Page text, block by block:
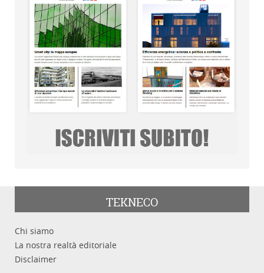
TEKNECO
Chi siamo
La nostra realtà editoriale
Disclaimer